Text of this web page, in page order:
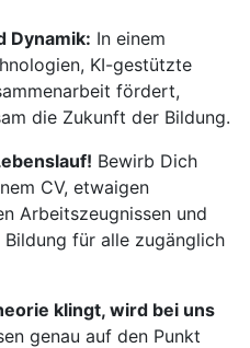
Dynamik: In einem
KI-gestützte
fördert,
die Zukunft der Bildung.
Bewirb Dich
CV, etwaigen
Arbeitszeugnissen und
für alle zugänglich
klingt, wird bei uns
genau auf den Punkt